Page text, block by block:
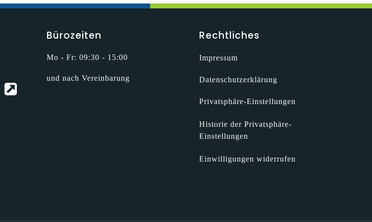
Bürozeiten
Mo - Fr: 09:30 - 15:00
und nach Vereinbarung
Rechtliches
Impressum
Datenschutzerklärung
Privatsphäre-Einstellungen
Historie der Privatsphäre-
Einstellungen
Einwilligungen widerrufen